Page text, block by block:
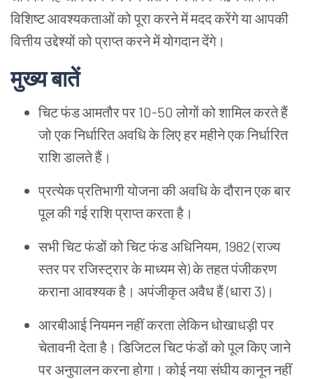
विशिष्ट आवश्यकताओं को पूरा करने में मदद करेंगे या आपकी
वित्तीय उद्देश्यों को प्राप्त करने में योगदान देंगे।
मुख्य बातें
चिट फंड आमतौर पर 10-50 लोगों को शामिल करते हैं
जो एक निर्धारित अवधि के लिए हर महीने एक निर्धारित
राशि डालते हैं।
प्रत्येक प्रतिभागी योजना की अवधि के दौरान एक बार
पूल की गई राशि प्राप्त करता है।
सभी चिट फंडों को चिट फंड अधिनियम, 1982 (राज्य
स्तर पर रजिस्ट्रार के माध्यम से) के तहत पंजीकरण
कराना आवश्यक है। अपंजीकृत अवैध हैं (धारा 3)।
आरबीआई नियमन नहीं करता लेकिन धोखाधड़ी पर
चेतावनी देता है। डिजिटल चिट फंडों को पूल किए जाने
पर अनुपालन करना होगा। कोई नया संघीय कानून नहीं